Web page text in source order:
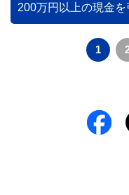
200万円以上の現金
1